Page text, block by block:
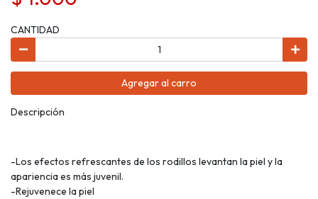
CANTIDAD
Agregar al carro
Descripción
-Los efectos refrescantes de los rodillos levantan la piel y la
apariencia es más juvenil.
-Rejuvenece la piel